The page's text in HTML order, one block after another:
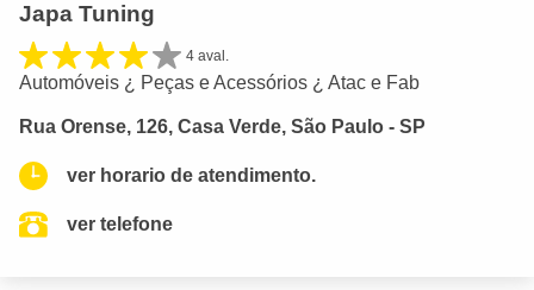
Japa Tuning
4 aval.
Automóveis ¿ Peças e Acessórios ¿ Atac e Fab
Rua Orense, 126, Casa Verde, São Paulo - SP
ver horario de atendimento.
ver telefone